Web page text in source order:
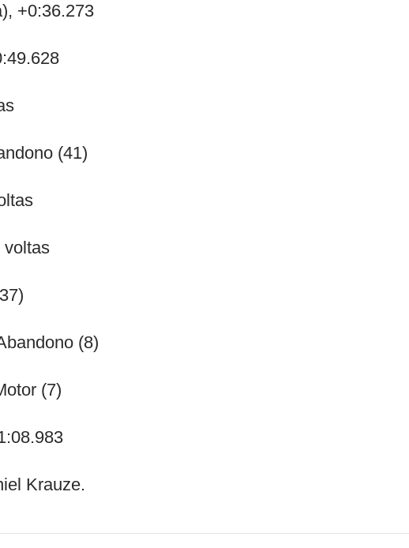
+0:36.273
(41)
voltas
(8)
(7)
Krauze.